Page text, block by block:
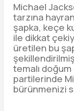
Michael
tarzına
şapka, keçe
ile dikkat
üretilen bu
temalı
partilerinde
bürünmenizi